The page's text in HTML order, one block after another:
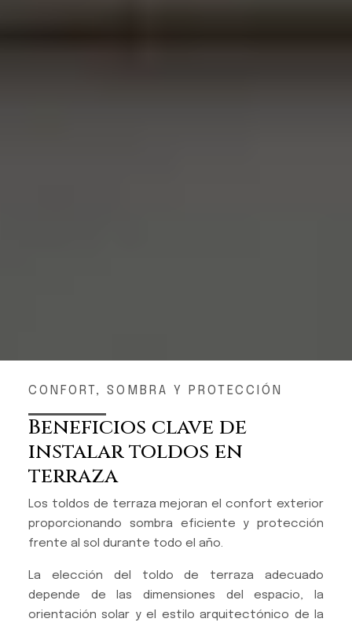
CONFORT, SOMBRA Y PROTECCIÓN
Beneficios clave de
instalar toldos en
terraza
Los toldos de terraza mejoran el confort exterior
proporcionando sombra eficiente y protección
frente al sol durante todo el año.
La elección del toldo de terraza adecuado
depende de las dimensiones del espacio, la
orientación solar y el estilo arquitectónico de la